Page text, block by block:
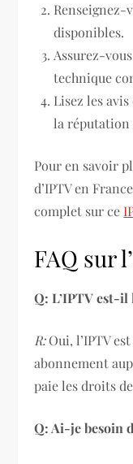
Renseignez-
disponibles.
Assurez-
technique
Lisez les
la réputation
Pour en savoir
d’IPTV en
complet sur ce
FAQ sur
Q: L’IPTV est-il
R:Oui, l’IPTV
abonnement
paie les droits
Q: Ai-je besoin